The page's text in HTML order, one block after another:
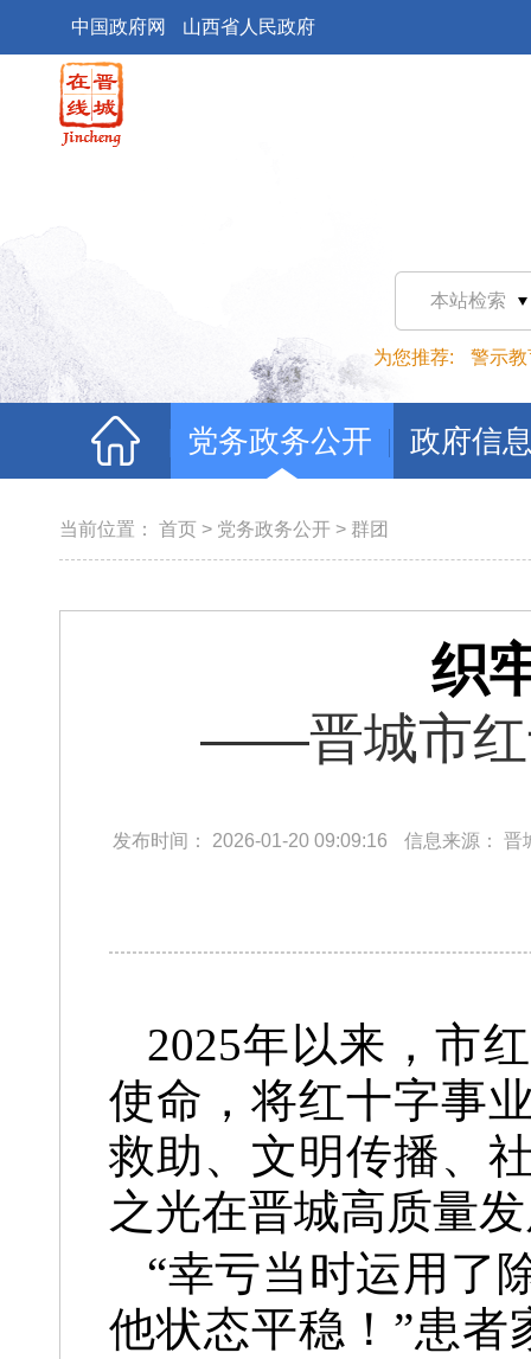
中国政府网 山西省人民政府
本站检索
为您推荐: 警示教
党务政务公开 政府信
当前位置： 首页 > 党务政务公开 > 群团
织
​——晋城市红
发布时间： 2026-01-20 09:09:16 信息来源： 晋
2025年以来，市
使命，将红十字事
救助、文明传播、
之光在晋城高质量
“幸亏当时运用了
他状态平稳！”患者